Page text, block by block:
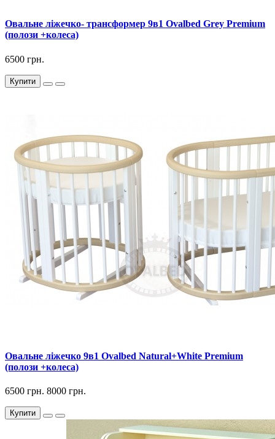
Овальне ліжечко- трансформер 9в1 Ovalbed Grey Premium
(полози +колеса)
6500 грн.
Купити
Овальне ліжечко 9в1 Ovalbed Natural+White Premium
(полози +колеса)
6500 грн. 8000 грн.
Купити